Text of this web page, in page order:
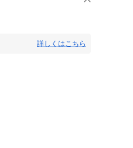
詳しくはこちら